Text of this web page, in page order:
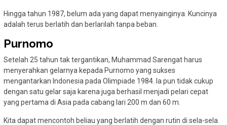
Hingga tahun 1987, belum ada yang dapat menyainginya. Kuncinya
adalah terus berlatih dan berlarilah tanpa beban.
Purnomo
Setelah 25 tahun tak tergantikan, Muhammad Sarengat harus
menyerahkan gelarnya kepada Purnomo yang sukses
mengantarkan Indonesia pada Olimpiade 1984. Ia pun tidak cukup
dengan satu gelar saja karena juga berhasil menjadi pelari cepat
yang pertama di Asia pada cabang lari 200 m dan 60 m.
Kita dapat mencontoh beliau yang berlatih dengan rutin di sela-sela